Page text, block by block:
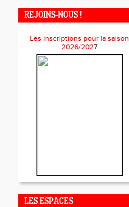
REJOINS-NOUS !
Les inscriptions pour la saison
2026/2027
LES ESPACES